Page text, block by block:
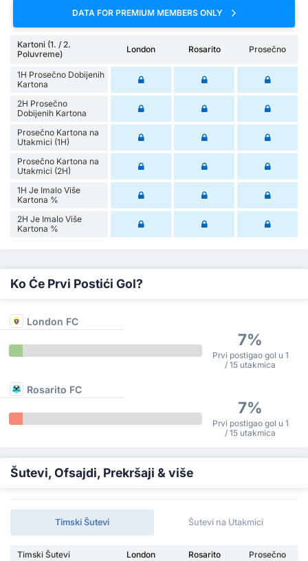
DATA FOR PREMIUM MEMBERS ONLY
Kartoni (1. / 2.
Poluvreme)
London Rosarito Prosečno
1H Prosečno Dobijenih
Kartona
2H Prosečno
Dobijenih Kartona
Prosečno Kartona na
Utakmici (1H)
Prosečno Kartona na
Utakmici (2H)
1H Je Imalo Više
Kartona %
2H Je Imalo Više
Kartona %
Ko Će Prvi Postići Gol?
London FC
7%
Prvi postigao gol u 1
/ 15 utakmica
Rosarito FC
7%
Prvi postigao gol u 1
/ 15 utakmica
Šutevi, Ofsajdi, Prekršaji & više
Timski Šutevi Šutevi na Utakmici
Timski Šutevi London Rosarito
Prosečno